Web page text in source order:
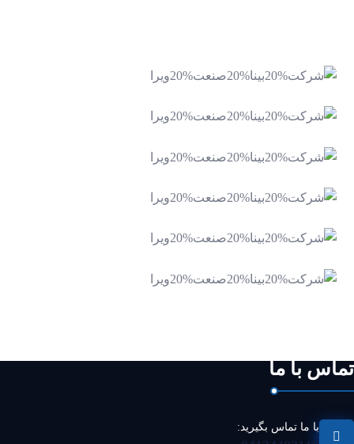
قطعات صنعتی
دستگاه شمارنده قطعات
دستگاه شمارنده قطعات
بزرگ
دستگاه کنترل کیفی کابل
و سوکت
کنترل کیفی قطعات
صنعتی
گیری پروفیل به روش
بینایی ماشین
تماس با ما
با ما تماس بگیرید: